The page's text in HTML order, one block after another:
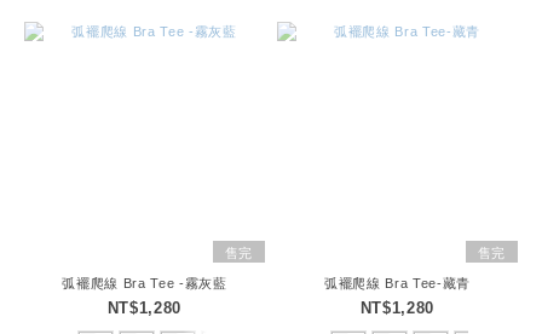
售完
弧襬爬線 Bra Tee -霧灰藍
NT$1,280
售完
弧襬爬線 Bra Tee-藏青
NT$1,280